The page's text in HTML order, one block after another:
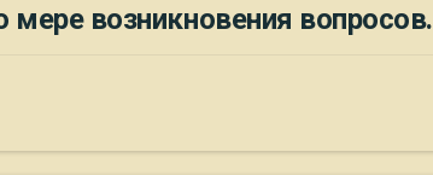
возникновения вопросов.